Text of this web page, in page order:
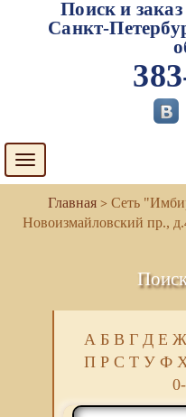
Поиск и
Санкт-
Toggle
navigation
Сеть
Новоизмайловский пр.,
А Б В Г Д Е Ж
П Р С Т У Ф